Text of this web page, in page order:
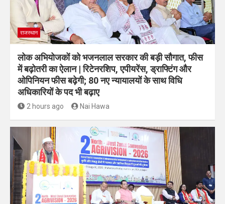
राजस्थान
लोक अभियोजकों को भजनलाल सरकार की बड़ी सौगात, फीस
में बढ़ोतरी का ऐलान | रिटेनरशिप, एपीयरेंस, ड्राफ्टिंग और
ओपिनियन फीस बढ़ेगी; 80 नए न्यायालयों के साथ विधि
अधिकारियों के पद भी बढ़ाए
2 hours ago Nai Hawa